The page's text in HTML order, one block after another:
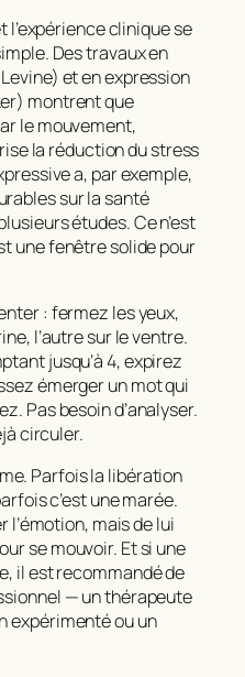
l’expérience clinique se
Des travaux en
et en expression
montrent que
le mouvement,
la réduction du stress
a, par exemple,
sur la santé
études. Ce n’est
une fenêtre solide pour
: fermez les yeux,
l’autre sur le ventre.
jusqu’à 4, expirez
émerger un mot qui
Pas besoin d’analyser.
circuler.
Parfois la libération
c’est une marée.
l’émotion, mais de lui
se mouvoir. Et si une
il est recommandé de
— un thérapeute
expérimenté ou un